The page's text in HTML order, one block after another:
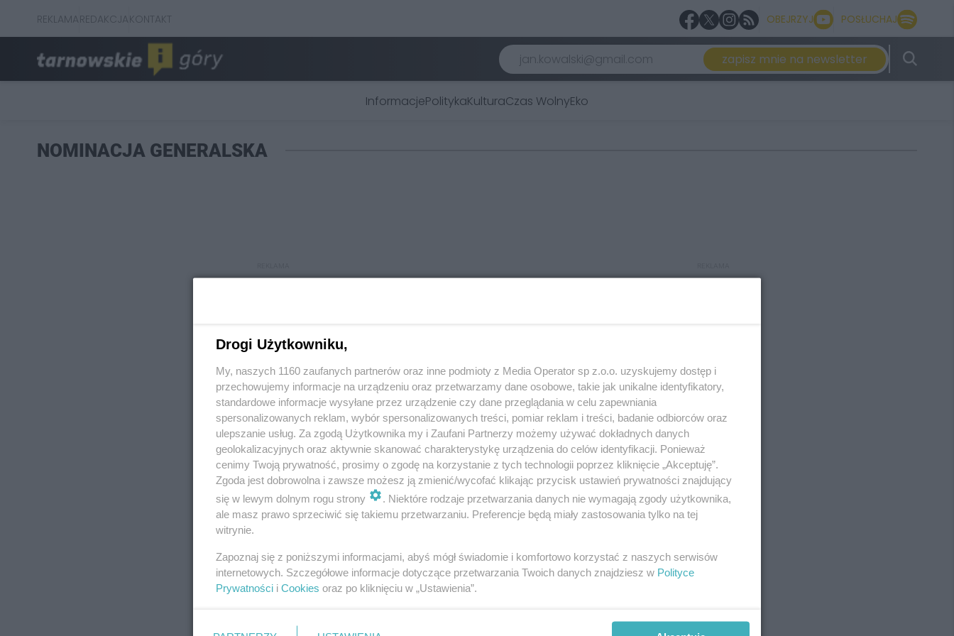
REKLAMAREDAKCJAKONTAKT OBEJRZYJ POSŁUCHAJ
zapisz mnie na newsletter
InformacjePolitykaKulturaCzas WolnyEko
NOMINACJA GENERALSKA
REKLAMA REKLAMA
Drogi Użytkowniku,
My, naszych 1160 zaufanych partnerów oraz inne podmioty z Media Operator sp z.o.o. uzyskujemy dostęp i
przechowujemy informacje na urządzeniu oraz przetwarzamy dane osobowe, takie jak unikalne identyfikatory,
standardowe informacje wysyłane przez urządzenie czy dane przeglądania w celu zapewniania
spersonalizowanych reklam, wybór spersonalizowanych treści, pomiar reklam i treści, badanie odbiorców oraz
ulepszanie usług. Za zgodą Użytkownika my i Zaufani Partnerzy możemy używać dokładnych danych
geolokalizacyjnych oraz aktywnie skanować charakterystykę urządzenia do celów identyfikacji. Ponieważ
cenimy Twoją prywatność, prosimy o zgodę na korzystanie z tych technologii poprzez kliknięcie „Akceptuję”.
Zgoda jest dobrowolna i zawsze możesz ją zmienić/wycofać klikając przycisk ustawień prywatności znajdujący
się w lewym dolnym rogu strony
. Niektóre rodzaje przetwarzania danych nie wymagają zgody użytkownika,
ale masz prawo sprzeciwić się takiemu przetwarzaniu. Preferencje będą miały zastosowania tylko na tej
witrynie.
Zapoznaj się z poniższymi informacjami, abyś mógł świadomie i komfortowo korzystać z naszych serwisów
internetowych. Szczegółowe informacje dotyczące przetwarzania Twoich danych znajdziesz w Polityce
Prywatności i Cookies oraz po kliknięciu w „Ustawienia”.